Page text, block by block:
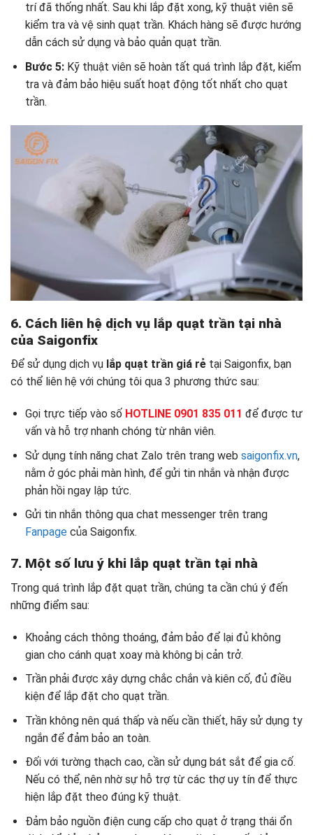
trí đã thống nhất. Sau khi lắp đặt xong, kỹ thuật viên sẽ
kiểm tra và vệ sinh quạt trần. Khách hàng sẽ được hướng
dẫn cách sử dụng và bảo quản quạt trần.
Bước 5: Kỹ thuật viên sẽ hoàn tất quá trình lắp đặt, kiểm
tra và đảm bảo hiệu suất hoạt động tốt nhất cho quạt
trần.
6. Cách liên hệ dịch vụ lắp quạt trần tại nhà
của Saigonfix
Để sử dụng dịch vụ lắp quạt trần giá rẻ tại Saigonfix, bạn
có thể liên hệ với chúng tôi qua 3 phương thức sau:
Gọi trực tiếp vào số HOTLINE 0901 835 011 để được tư
vấn và hỗ trợ nhanh chóng từ nhân viên.
Sử dụng tính năng chat Zalo trên trang web saigonfix.vn,
nằm ở góc phải màn hình, để gửi tin nhắn và nhận được
phản hồi ngay lập tức.
Gửi tin nhắn thông qua chat messenger trên trang
Fanpagecủa Saigonfix.
7. Một số lưu ý khi lắp quạt trần tại nhà
Trong quá trình lắp đặt quạt trần, chúng ta cần chú ý đến
những điểm sau:
Khoảng cách thông thoáng, đảm bảo để lại đủ không
gian cho cánh quạt xoay mà không bị cản trở.
Trần phải được xây dựng chắc chắn và kiên cố, đủ điều
kiện để lắp đặt cho quạt trần.
Trần không nên quá thấp và nếu cần thiết, hãy sử dụng ty
ngắn để đảm bảo an toàn.
Đối với tường thạch cao, cần sử dụng bát sắt để gia cố.
Nếu có thể, nên nhờ sự hỗ trợ từ các thợ uy tín để thực
hiện lắp đặt theo đúng kỹ thuật.
Đảm bảo nguồn điện cung cấp cho quạt ở trạng thái ổn